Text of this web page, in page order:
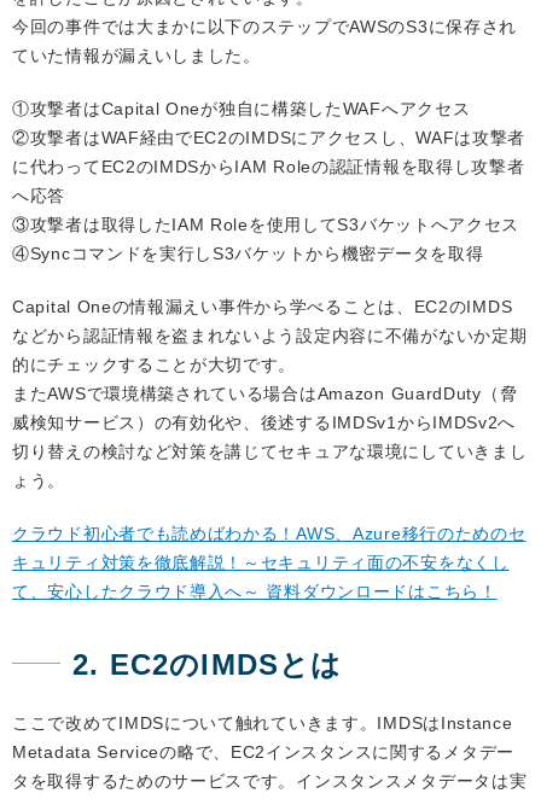
今回の事件では大まかに以下のステップでAWSのS3に保存され
ていた情報が漏えいしました。
①攻撃者はCapital Oneが独自に構築したWAFへアクセス
②攻撃者はWAF経由でEC2のIMDSにアクセスし、WAFは攻撃者
に代わってEC2のIMDSからIAM Roleの認証情報を取得し攻撃者
へ応答
③攻撃者は取得したIAM Roleを使用してS3バケットへアクセス
④Syncコマンドを実行しS3バケットから機密データを取得
Capital Oneの情報漏えい事件から学べることは、EC2のIMDS
などから認証情報を盗まれないよう設定内容に不備がないか定期
的にチェックすることが大切です。
またAWSで環境構築されている場合はAmazon GuardDuty（脅
威検知サービス）の有効化や、後述するIMDSv1からIMDSv2へ
切り替えの検討など対策を講じてセキュアな環境にしていきまし
ょう。
クラウド初心者でも読めばわかる！AWS、Azure移行のためのセ
キュリティ対策を徹底解説！～セキュリティ面の不安をなくし
て、安心したクラウド導入へ～ 資料ダウンロードはこちら！
2. EC2のIMDSとは
ここで改めてIMDSについて触れていきます。IMDSはInstance
Metadata Serviceの略で、EC2インスタンスに関するメタデー
タを取得するためのサービスです。インスタンスメタデータは実